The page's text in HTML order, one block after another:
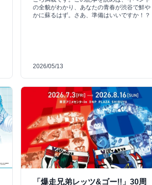
の全貌がわかり、あなたの青春が渋谷で鮮や
かに蘇るはず。さあ、準備はいいですか！？
2026/05/13
「爆走兄弟レッツ&ゴー!!」30周